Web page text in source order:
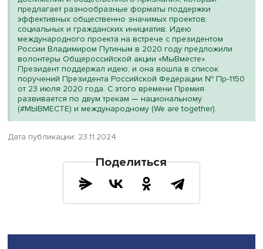
В протокол заседания оргкомитета войдут поручения
итогам рассмотрения основных вопросов,
членами оргкомитета по развитию Международной
#МЫВМЕСТЕ и одноименного форума.
Регистрация на посещение форума для всех желающих
продлится до 24 ноября. Подробнее о форуме и
можно узнать на сайте форум.мывместе.рф
Узнать имена финалистов Международной премии
#МЫВМЕСТЕ-2024 можно на сайте
участия #МЫВМЕСТЕ: Росмолодёжь.Добро и
Добро.рф, мероприятие проходит при поддержке
Всемирного фестиваля молодёжи и Движения первых.
Титульный партнёр – Государственная корпорация
Международный форум гражданского участия